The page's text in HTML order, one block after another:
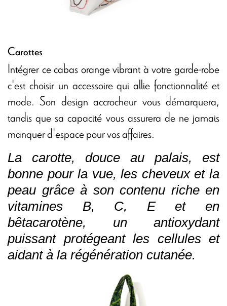
Carottes
Intégrer ce cabas orange vibrant à votre garde-robe
c'est choisir un accessoire qui allie fonctionnalité et
mode. Son design accrocheur vous démarquera,
tandis que sa capacité vous assurera de ne jamais
manquer d'espace pour vos affaires.
La carotte, douce au palais, est
bonne pour la vue, les cheveux et la
peau grâce à son contenu riche en
vitamines B, C, E et en
bêtacarotène, un antioxydant
puissant protégeant les cellules et
aidant à la régénération cutanée.